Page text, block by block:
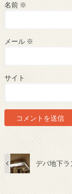
名前 ※
メール ※
サイト
デパ地下